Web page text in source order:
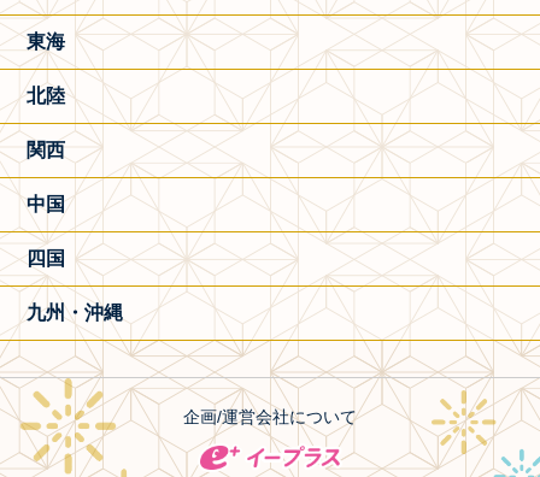
東海
北陸
関西
中国
四国
九州・沖縄
企画/運営会社について